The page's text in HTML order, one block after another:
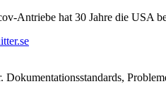
Antriebe hat 30 Jahre die USA